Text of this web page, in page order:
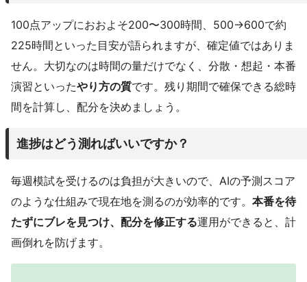
100点アップにおおよそ200〜300時間、500→600で約
225時間といった目安が語られますが、確定値ではありま
せん。大切なのは時間の量だけでなく、分散・想起・本番
演習といったやり方の質です。残り期間で確保できる総時
間を計算し、配分を決めましょう。
進捗はどう測ればいいですか？
毎週模試を受けるのは負担が大きいので、AIの予測スコア
のような仕組みで現在地を測るのが効率的です。 本番を待
たずにブレを見つけ、配分を修正する運用ができると、計
画倒れを防げます。